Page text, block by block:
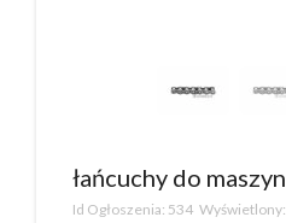
łańcuchy do maszyn
Id Ogłoszenia: 534 Wyświetlony: